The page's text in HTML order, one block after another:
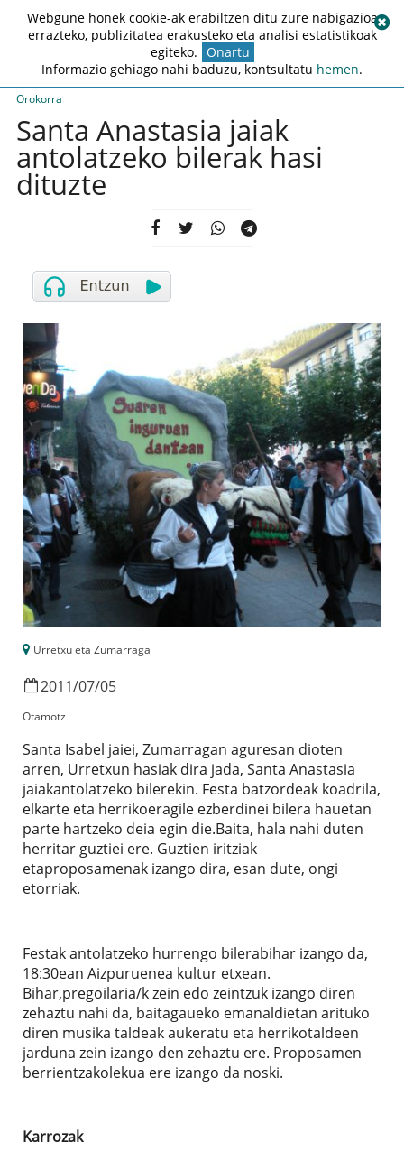
Orokorra
Santa Anastasia jaiak
antolatzeko bilerak hasi
dituzte
Urretxu eta Zumarraga
2011/07/05
Otamotz
Santa Isabel jaiei, Zumarragan aguresan dioten
arren, Urretxun hasiak dira jada, Santa Anastasia
jaiakantolatzeko bilerekin. Festa batzordeak koadrila,
elkarte eta herrikoeragile ezberdinei bilera hauetan
parte hartzeko deia egin die.Baita, hala nahi duten
herritar guztiei ere. Guztien iritziak
etaproposamenak izango dira, esan dute, ongi
etorriak.
Festak antolatzeko hurrengo bilerabihar izango da,
18:30ean Aizpuruenea kultur etxean.
Bihar,pregoilaria/k zein edo zeintzuk izango diren
zehaztu nahi da, baitagaueko emanaldietan arituko
diren musika taldeak aukeratu eta herrikotaldeen
jarduna zein izango den zehaztu ere. Proposamen
berrientzakolekua ere izango da noski.
Karrozak
Webgune honek cookie-ak erabiltzen ditu zure nabigazioa
errazteko, publizitatea erakusteko eta analisi estatistikoak
egiteko. Onartu
Informazio gehiago nahi baduzu, kontsultatu hemen.